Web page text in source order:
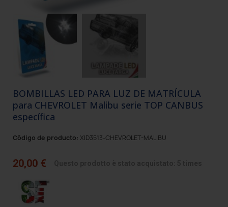
BOMBILLAS LED PARA LUZ DE MATRÍCULA
para CHEVROLET Malibu serie TOP CANBUS
específica
Código de producto: XID3513-CHEVROLET-MALIBU
20,00 €